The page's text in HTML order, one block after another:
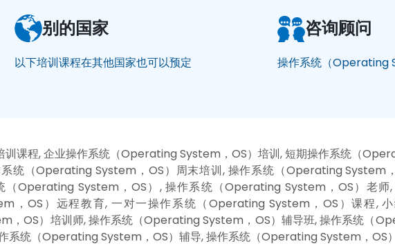
别的国家
以下培训课程在其他国家也可以预定
咨询顾问
操作系统（Operating
课程, 企业操作系统（Operating System，OS）培训, 短期操作系统（
统（Operating System，OS）周末培训, 操作系统（Operating System
（Operating System，OS）, 操作系统（Operating System，OS）老
，OS）远程教育, 一对一操作系统（Operating System，OS）课程,
，OS）培训师, 操作系统（Operating System，OS）辅导班, 操作系统（
系统（Operating System，OS）辅导, 操作系统（Operating System，OS